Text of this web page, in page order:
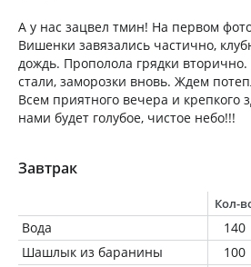
А у нас зацвел тмин! На первом
Вишенки завязались частично,
дождь. Прополола грядки
стали, заморозки вновь. Ждем
Всем приятного вечера и крепкого
нами будет голубое, чистое небо!!!
Завтрак
Кол-
Вода 140
Шашлык из баранины
100